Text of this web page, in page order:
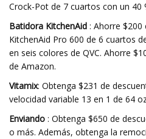
Crock-Pot de 7 cuartos con un 40
Batidora KitchenAid : Ahorre $200
KitchenAid Pro 600 de 6 cuartos
en seis colores de QVC. Ahorre
de Amazon.
Vitamix: Obtenga $231 de
velocidad variable 13 en 1 de 64
Enviando : Obtenga $650 de
o más. Además, obtenga la